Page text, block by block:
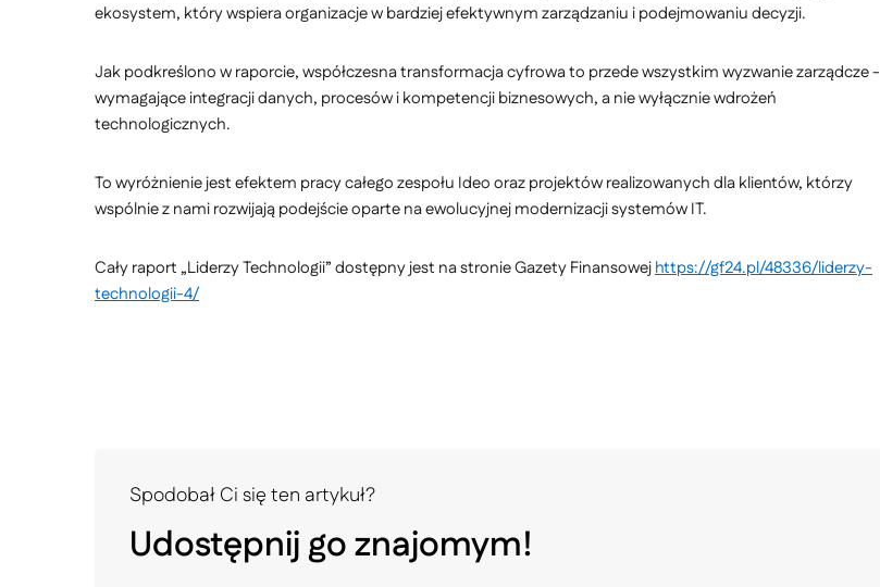
ekosystem, który wspiera organizacje w bardziej efektywnym zarządzaniu i podejmowaniu decyzji.
Jak podkreślono w raporcie, współczesna transformacja cyfrowa to przede wszystkim wyzwanie zarządcze -
wymagające integracji danych, procesów i kompetencji biznesowych, a nie wyłącznie wdrożeń
technologicznych.
To wyróżnienie jest efektem pracy całego zespołu Ideo oraz projektów realizowanych dla klientów, którzy
wspólnie z nami rozwijają podejście oparte na ewolucyjnej modernizacji systemów IT.
Cały raport „Liderzy Technologii” dostępny jest na stronie Gazety Finansowejhttps://gf24.pl/48336/liderzy-
technologii-4/
Spodobał Ci się ten artykuł?
Udostępnij go znajomym!